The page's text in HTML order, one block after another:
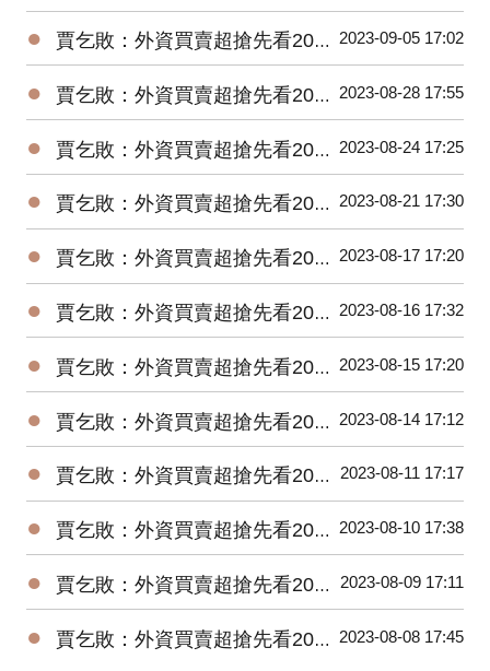
● 賈乞敗：外資買賣超搶先看20230905 2023-09-05 17:02
● 賈乞敗：外資買賣超搶先看20230828 2023-08-28 17:55
● 賈乞敗：外資買賣超搶先看20230824 2023-08-24 17:25
● 賈乞敗：外資買賣超搶先看20230821 2023-08-21 17:30
● 賈乞敗：外資買賣超搶先看20230817 2023-08-17 17:20
● 賈乞敗：外資買賣超搶先看20230816 2023-08-16 17:32
● 賈乞敗：外資買賣超搶先看20230815 2023-08-15 17:20
● 賈乞敗：外資買賣超搶先看20230814 2023-08-14 17:12
● 賈乞敗：外資買賣超搶先看20230811 2023-08-11 17:17
● 賈乞敗：外資買賣超搶先看20230810 2023-08-10 17:38
● 賈乞敗：外資買賣超搶先看20230809 2023-08-09 17:11
● 賈乞敗：外資買賣超搶先看20230808 2023-08-08 17:45